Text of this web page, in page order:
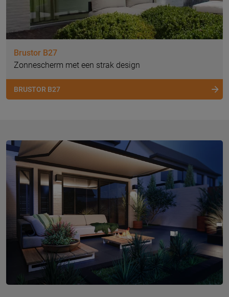
Brustor B27
Zonnescherm met een strak design
BRUSTOR B27